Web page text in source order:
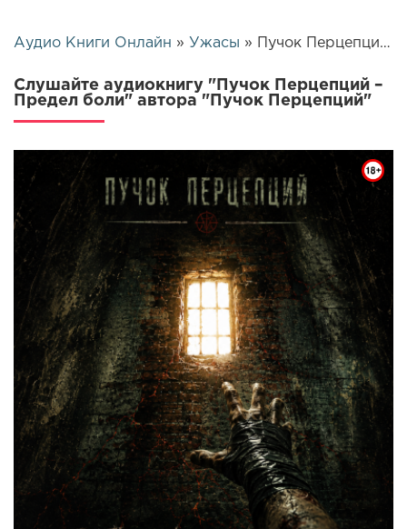
Аудио Книги Онлайн » Ужасы » Пучок Перцепций – Предел боли | 26303
Слушайте аудиокнигу "Пучок Перцепций –
Предел боли" автора "Пучок Перцепций"